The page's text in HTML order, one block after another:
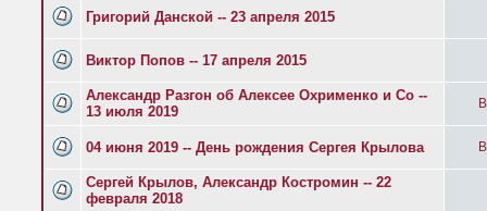
Григорий Данской -- 23 апреля 2015
Виктор Попов -- 17 апреля 2015
Александр Разгон об Алексее Охрименко и Со --
13 июля 2019
04 июня 2019 -- День рождения Сергея Крылова
Сергей Крылов, Александр Костромин -- 22
февраля 2018